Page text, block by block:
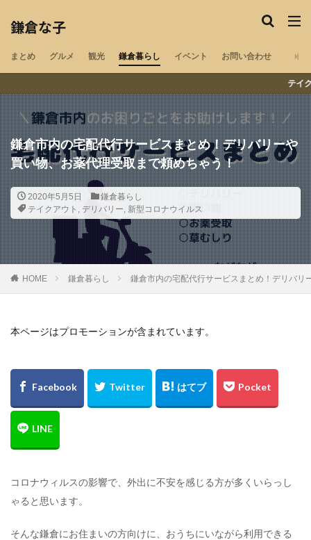
鎌倉な子
まとめ グルメ 観光 鎌倉暮らし イベント お問い合わせ
テイクアウト・配
鎌倉市内の宅配代行サービスまとめ！デリバリーや
買い物、お薬代理受取まで頼めちゃう！
2020年5月5日
鎌倉暮らし
テイクアウト , デリバリー, 新型コロナウイルス
HOME 鎌倉暮らし 鎌倉市内の宅配代行サービスまとめ！デリバリ
本ページはプロモーションが含まれています。
コロナウィルスの影響で、外出に不安を感じる方が多くいらっし
ゃると思います。
そんな鎌倉にお住まいの方向けに、おうちにいながら利用できる
ペット可 湘南エリア 湘南深沢 浄明寺
鎌倉山 御成町 閉店 材木座 若宮大路
大船 北鎌倉 鎌倉 小町通り 腰越
稲村ヶ崎 長谷 江ノ島 由比ヶ浜 和田塚
子供 夫婦 デリバリー テイクアウト
新型コロナウイルス 卵焼き 開店
夏 春 インタビュー マルシェ 神社
祭 寺院 喫茶店 古民家
美容院 まとめ 中華料理 ランチ